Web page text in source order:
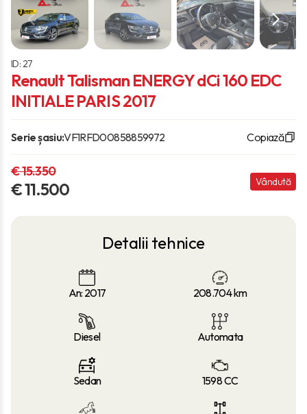
ID: 27
Renault Talisman ENERGY dCi 160 EDC
INITIALE PARIS 2017
Serie șasiu:VF1RFD00858859972 Copiază
€ 15.350
€ 11.500 Vândută
Detalii tehnice
An: 2017 208.704km
Diesel Automata
Sedan 1598 CC